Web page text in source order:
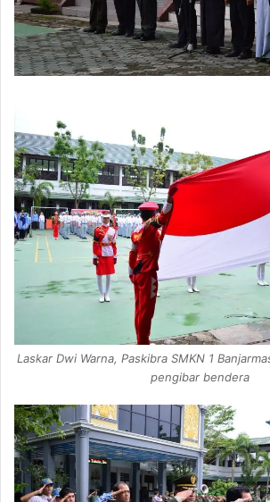
Laskar Dwi Warna, Paskibra SMKN 1
pengibar bendera